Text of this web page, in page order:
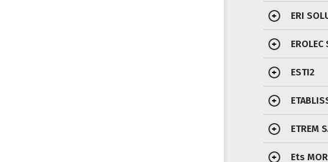
+ ERI
+ EROLEC
+ ESTI2
+
+ ETREM
+ Ets